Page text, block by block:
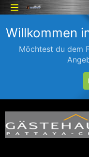
Willkommen
Möchtest du dem